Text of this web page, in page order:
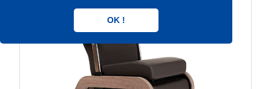
OK !